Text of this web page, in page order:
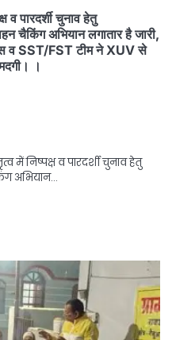
पारदर्शी चुनाव हेतु
चैकिंग अभियान लगातार है जारी,
व SST/FST टीम ने XUV से
।
निष्पक्ष व पारदर्शी चुनाव हेतु
अभियान…